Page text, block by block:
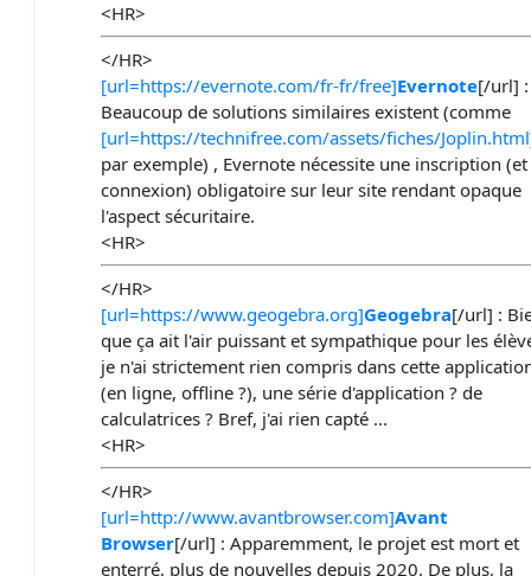
<HR>
</HR>
[url=https://evernote.com/fr-fr/free]Evernote[/url] :
Beaucoup de solutions similaires existent (comme
[url=https://technifree.com/assets/fiches/
par exemple) , Evernote nécessite une inscription (et
connexion) obligatoire sur leur site rendant opaque
l'aspect sécuritaire.
<HR>
</HR>
[url=https://www.geogebra.org]Geogebra[/url] :
que ça ait l'air puissant et sympathique pour les
je n'ai strictement rien compris dans cette
(en ligne, offline ?), une série d'application ? de
calculatrices ? Bref, j'ai rien capté ...
<HR>
</HR>
[url=http://www.avantbrowser.com]Avant
Browser[/url] : Apparemment, le projet est mort et
enterré, plus de nouvelles depuis 2020. De plus, la